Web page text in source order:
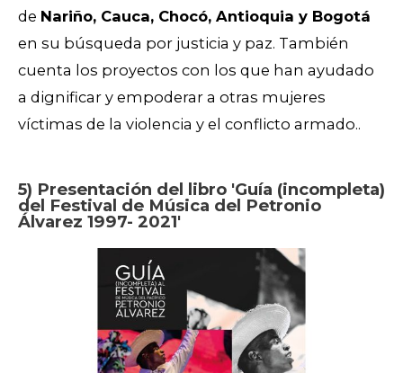
de Nariño, Cauca, Chocó, Antioquia y Bogotá
en su búsqueda por justicia y paz. También
cuenta los proyectos con los que han ayudado
a dignificar y empoderar a otras mujeres
víctimas de la violencia y el conflicto armado..
5) Presentación del libro 'Guía (incompleta)
del Festival de Música del Petronio
Álvarez 1997- 2021'